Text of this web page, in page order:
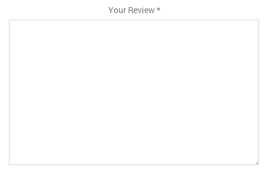
1 4
Your Review *